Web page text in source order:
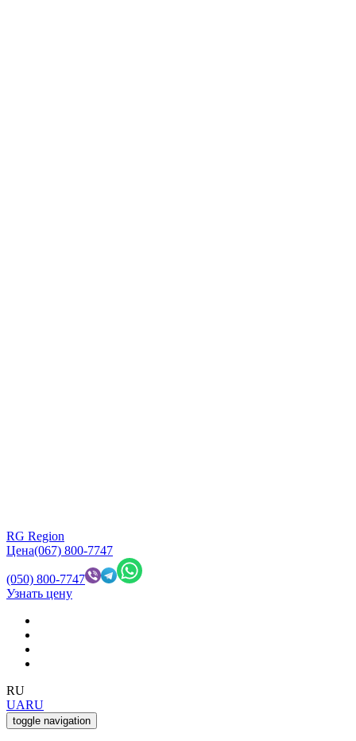
RG Region
Цена(067) 800-7747
(050) 800-7747
Узнать цену
RU
UARU
toggle navigation